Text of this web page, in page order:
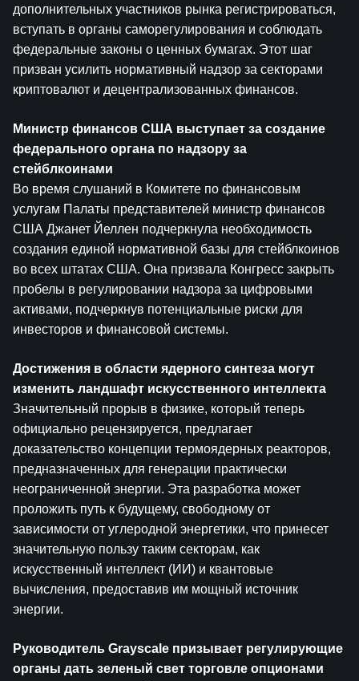
дополнительных участников рынка регистрироваться,
вступать в органы саморегулирования и соблюдать
федеральные законы о ценных бумагах. Этот шаг
призван усилить нормативный надзор за секторами
криптовалют и децентрализованных финансов.
Министр финансов США выступает за создание
федерального органа по надзору за
стейблкоинами
Во время слушаний в Комитете по финансовым
услугам Палаты представителей министр финансов
США Джанет Йеллен подчеркнула необходимость
создания единой нормативной базы для стейблкоинов
во всех штатах США. Она призвала Конгресс закрыть
пробелы в регулировании надзора за цифровыми
активами, подчеркнув потенциальные риски для
инвесторов и финансовой системы.
Достижения в области ядерного синтеза могут
изменить ландшафт искусственного интеллекта
Значительный прорыв в физике, который теперь
официально рецензируется, предлагает
доказательство концепции термоядерных реакторов,
предназначенных для генерации практически
неограниченной энергии. Эта разработка может
проложить путь к будущему, свободному от
зависимости от углеродной энергетики, что принесет
значительную пользу таким секторам, как
искусственный интеллект (ИИ) и квантовые
вычисления, предоставив им мощный источник
энергии.
Руководитель Grayscale призывает регулирующие
органы дать зеленый свет торговле опционами